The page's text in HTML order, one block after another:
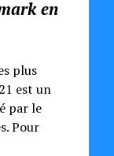
en
plus
est un
par le
Pour